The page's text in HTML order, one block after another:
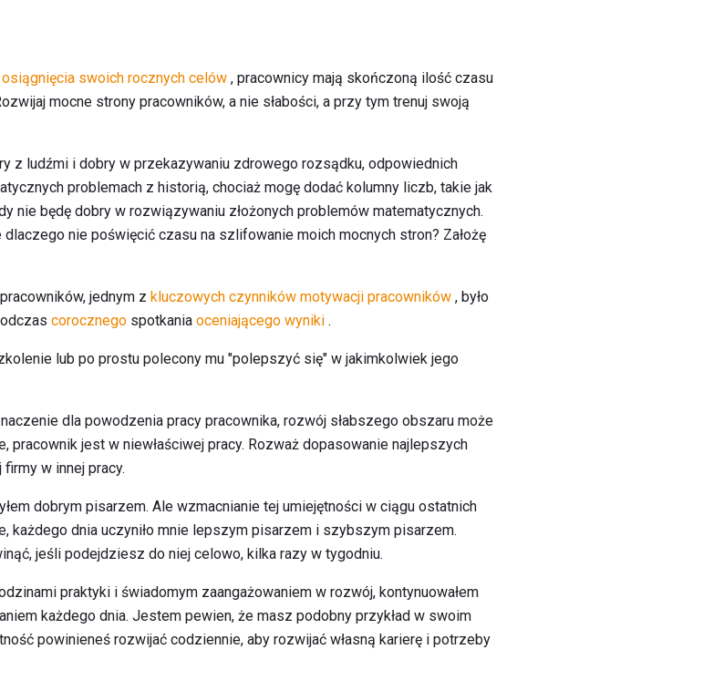
osiągnięcia swoich rocznych celów , pracownicy mają skończoną ilość czasu
mocne strony pracowników, a nie słabości, a przy tym trenuj swoją
z ludźmi i dobry w przekazywaniu zdrowego rozsądku, odpowiednich
problemach z historią, chociaż mogę dodać kolumny liczb, takie jak
nie będę dobry w rozwiązywaniu złożonych problemów matematycznych.
nie poświęcić czasu na szlifowanie moich mocnych stron? Założę
jednym z kluczowych czynników motywacji pracowników , było
corocznego spotkania oceniającego wyniki .
lub po prostu polecony mu "polepszyć się" w jakimkolwiek jego
dla powodzenia pracy pracownika, rozwój słabszego obszaru może
pracownik jest w niewłaściwej pracy. Rozważ dopasowanie najlepszych
w innej pracy.
dobrym pisarzem. Ale wzmacnianie tej umiejętności w ciągu ostatnich
każdego dnia uczyniło mnie lepszym pisarzem i szybszym pisarzem.
jeśli podejdziesz do niej celowo, kilka razy w tygodniu.
praktyki i świadomym zaangażowaniem w rozwój, kontynuowałem
każdego dnia. Jestem pewien, że masz podobny przykład w swoim
powinieneś rozwijać codziennie, aby rozwijać własną karierę i potrzeby